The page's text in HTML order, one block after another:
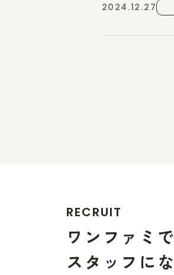
2024.12.27
RECRUIT
ワ ン フ ァ ミ で
ス タ ッ フ に な